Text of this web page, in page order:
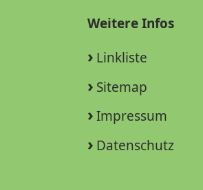
Weitere Infos
Linkliste
Sitemap
Impressum
Datenschutz